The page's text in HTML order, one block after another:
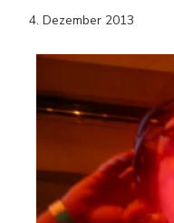
4. Dezember 2013